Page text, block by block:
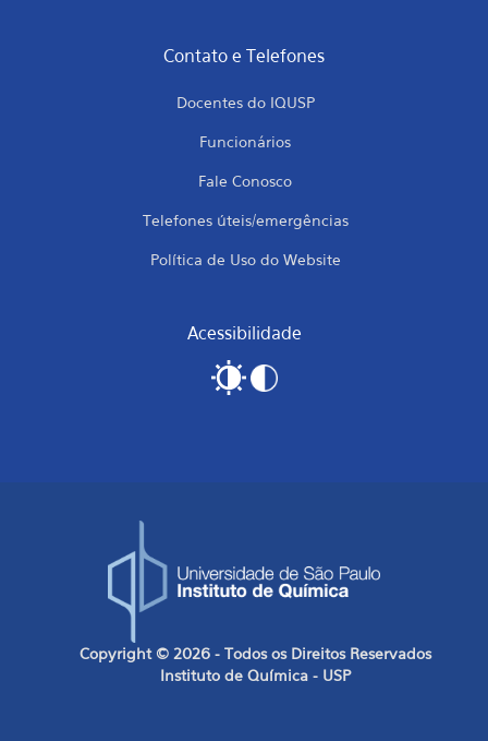
Contato e Telefones
Docentes do IQUSP
Funcionários
Fale Conosco
Telefones úteis/emergências
Política de Uso do Website
Acessibilidade
Copyright © 2026 - Todos os Direitos Reservados
Instituto de Química - USP